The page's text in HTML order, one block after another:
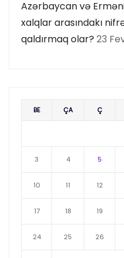
Azərbaycan və
xalqlar arasındakı
qaldırmaq olar? 23
BE ÇA Ç
3 4 5
10 11 12
17 18 19
24 25 26